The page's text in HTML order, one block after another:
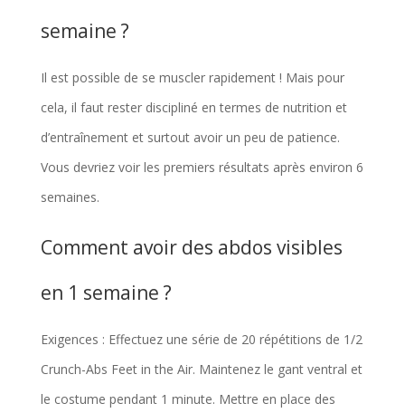
semaine ?
Il est possible de se muscler rapidement ! Mais pour
cela, il faut rester discipliné en termes de nutrition et
d’entraînement et surtout avoir un peu de patience.
Vous devriez voir les premiers résultats après environ 6
semaines.
Comment avoir des abdos visibles
en 1 semaine ?
Exigences : Effectuez une série de 20 répétitions de 1/2
Crunch-Abs Feet in the Air. Maintenez le gant ventral et
le costume pendant 1 minute. Mettre en place des